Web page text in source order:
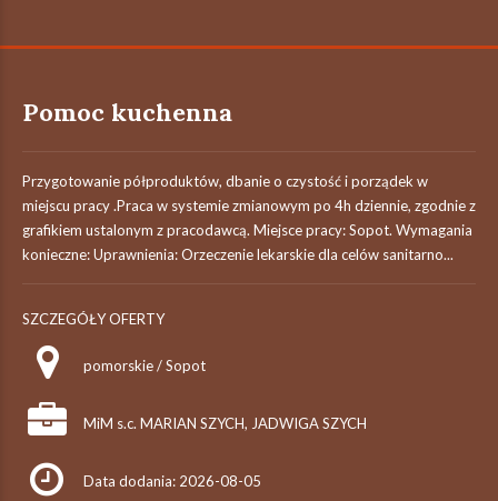
Pomoc kuchenna
Przygotowanie półproduktów, dbanie o czystość i porządek w
miejscu pracy .Praca w systemie zmianowym po 4h dziennie, zgodnie z
grafikiem ustalonym z pracodawcą. Miejsce pracy: Sopot. Wymagania
konieczne: Uprawnienia: Orzeczenie lekarskie dla celów sanitarno...
SZCZEGÓŁY OFERTY
pomorskie / Sopot
MiM s.c. MARIAN SZYCH, JADWIGA SZYCH
Data dodania: 2026-08-05